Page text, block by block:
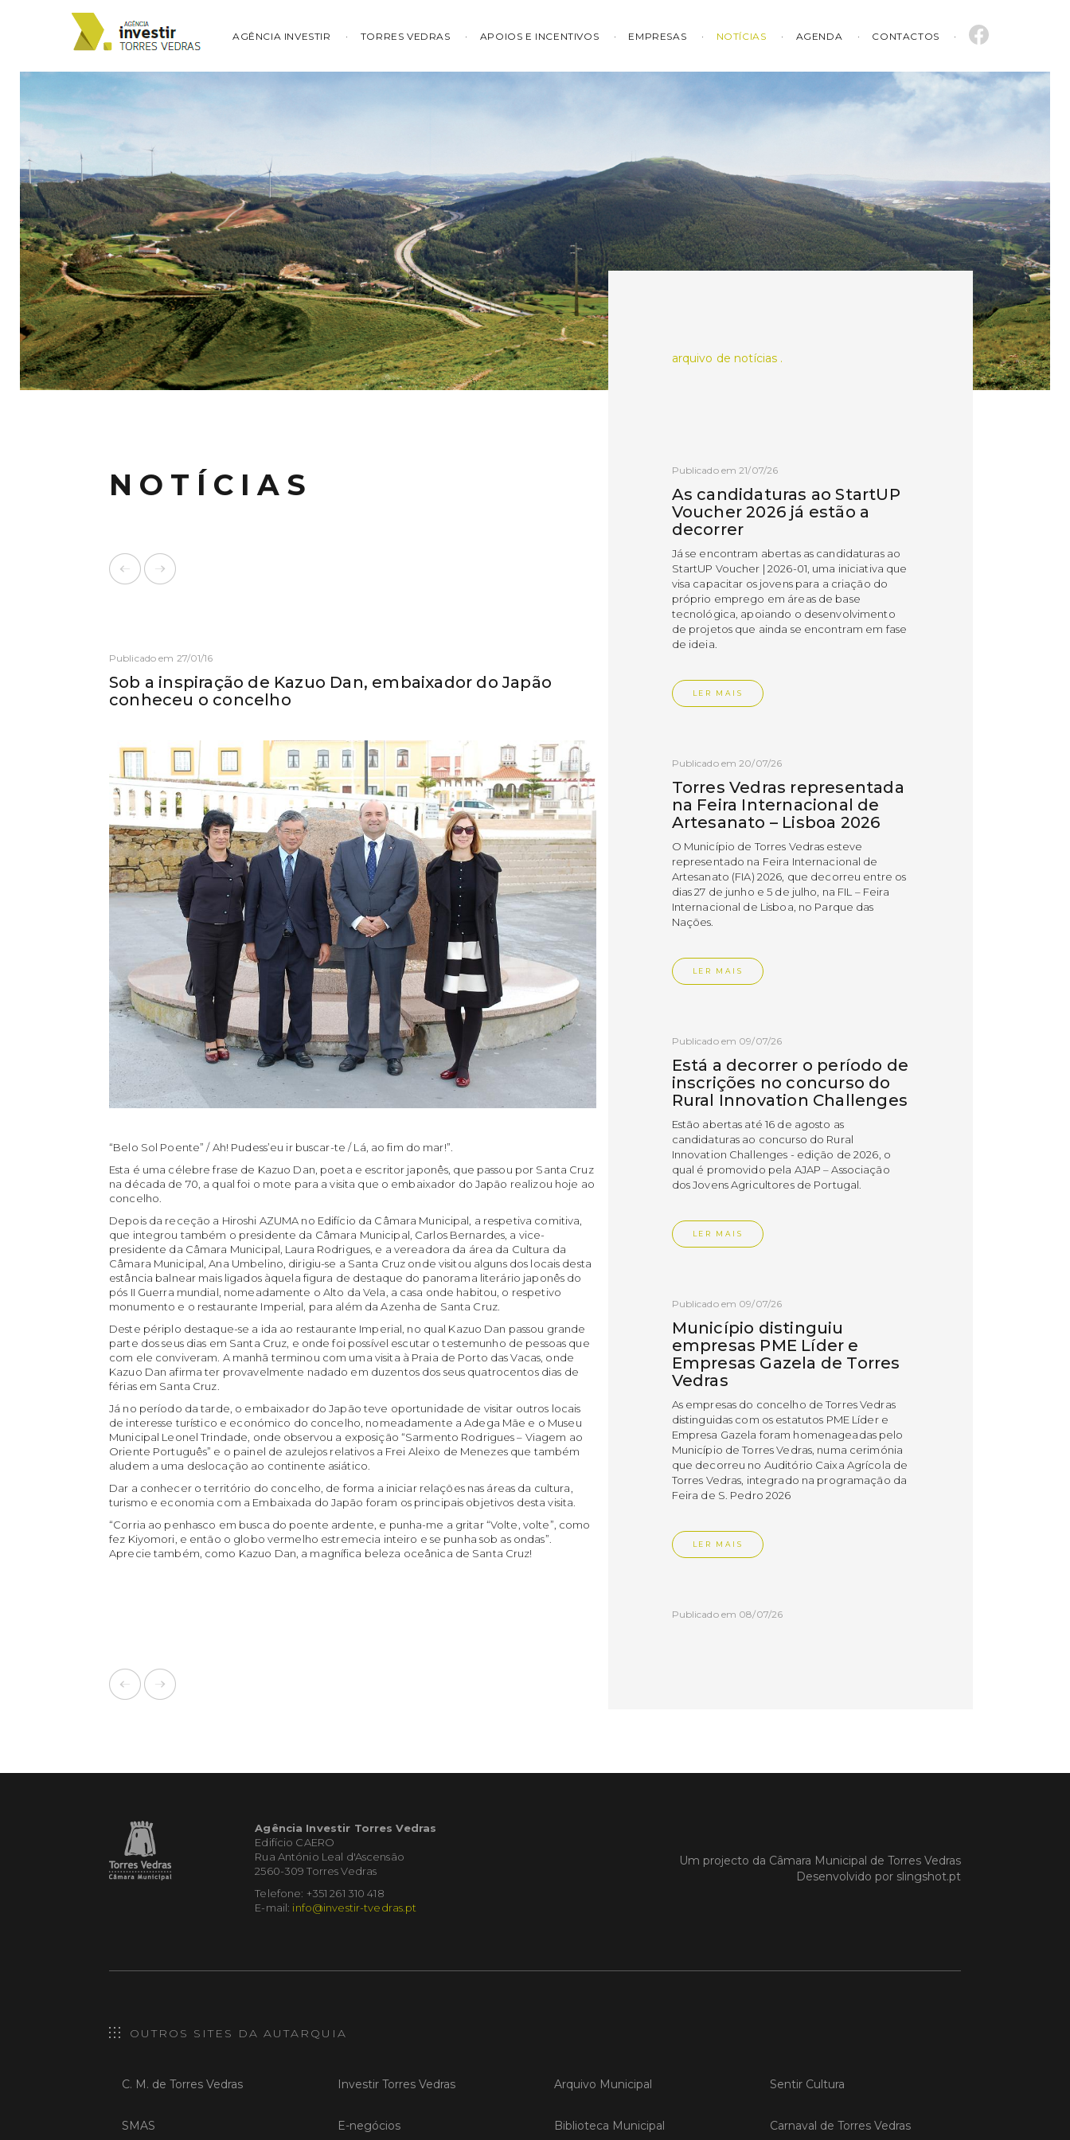
AGÊNCIA INVESTIR TORRES VEDRAS APOIOS E INCENTIVOS EMPRESAS NOTÍCIAS AGENDA CONTACTOS
NOTÍCIAS
Publicado em 27/01/16
Sob a inspiração de Kazuo Dan, embaixador do Japão
conheceu o concelho
“Belo Sol Poente” / Ah! Pudess’eu ir buscar-te / Lá, ao fim do mar!”.
Esta é uma célebre frase de Kazuo Dan, poeta e escritor japonês, que passou por Santa Cruz
na década de 70, a qual foi o mote para a visita que o embaixador do Japão realizou hoje ao
concelho.
Depois da receção a Hiroshi AZUMA no Edifício da Câmara Municipal, a respetiva comitiva,
que integrou também o presidente da Câmara Municipal, Carlos Bernardes, a vice-
presidente da Câmara Municipal, Laura Rodrigues, e a vereadora da área da Cultura da
Câmara Municipal, Ana Umbelino, dirigiu-se a Santa Cruz onde visitou alguns dos locais desta
estância balnear mais ligados àquela figura de destaque do panorama literário japonês do
pós II Guerra mundial, nomeadamente o Alto da Vela, a casa onde habitou, o respetivo
monumento e o restaurante Imperial, para além da Azenha de Santa Cruz.
Deste périplo destaque-se a ida ao restaurante Imperial, no qual Kazuo Dan passou grande
parte dos seus dias em Santa Cruz, e onde foi possível escutar o testemunho de pessoas que
com ele conviveram. A manhã terminou com uma visita à Praia de Porto das Vacas, onde
Kazuo Dan afirma ter provavelmente nadado em duzentos dos seus quatrocentos dias de
férias em Santa Cruz.
Já no período da tarde, o embaixador do Japão teve oportunidade de visitar outros locais
de interesse turístico e económico do concelho, nomeadamente a Adega Mãe e o Museu
Municipal Leonel Trindade, onde observou a exposição “Sarmento Rodrigues – Viagem ao
Oriente Português” e o painel de azulejos relativos a Frei Aleixo de Menezes que também
aludem a uma deslocação ao continente asiático.
Dar a conhecer o território do concelho, de forma a iniciar relações nas áreas da cultura,
turismo e economia com a Embaixada do Japão foram os principais objetivos desta visita.
“Corria ao penhasco em busca do poente ardente, e punha-me a gritar “Volte, volte”, como
fez Kiyomori, e então o globo vermelho estremecia inteiro e se punha sob as ondas”.
Aprecie também, como Kazuo Dan, a magnífica beleza oceânica de Santa Cruz!
arquivo de notícias .
Publicado em 21/07/26
As candidaturas ao StartUP
Voucher 2026 já estão a
decorrer
Já se encontram abertas as candidaturas ao
StartUP Voucher | 2026-01, uma iniciativa que
visa capacitar os jovens para a criação do
próprio emprego em áreas de base
tecnológica, apoiando o desenvolvimento
de projetos que ainda se encontram em fase
de ideia.
LER MAIS
Publicado em 20/07/26
Torres Vedras representada
na Feira Internacional de
Artesanato – Lisboa 2026
O Município de Torres Vedras esteve
representado na Feira Internacional de
Artesanato (FIA) 2026, que decorreu entre os
dias 27 de junho e 5 de julho, na FIL – Feira
Internacional de Lisboa, no Parque das
Nações.
LER MAIS
Publicado em 09/07/26
Está a decorrer o período de
inscrições no concurso do
Rural Innovation Challenges
Estão abertas até 16 de agosto as
candidaturas ao concurso do Rural
Innovation Challenges - edição de 2026, o
qual é promovido pela AJAP – Associação
dos Jovens Agricultores de Portugal.
LER MAIS
Publicado em 09/07/26
Município distinguiu
empresas PME Líder e
Empresas Gazela de Torres
Vedras
As empresas do concelho de Torres Vedras
distinguidas com os estatutos PME Líder e
Empresa Gazela foram homenageadas pelo
Município de Torres Vedras, numa cerimónia
que decorreu no Auditório Caixa Agrícola de
Torres Vedras, integrado na programação da
Feira de S. Pedro 2026
LER MAIS
Publicado em 08/07/26
claustro do Convento da Graça.
Vedras regressou entre os dias 13 e 16 de abril,
Agência Investir Torres Vedras
Edifício CAERO
Rua António Leal d'Ascensão
2560-309 Torres Vedras
Telefone: +351 261 310 418
E-mail: info@investir-tvedras.pt
Um projecto da Câmara Municipal de Torres Vedras
Desenvolvido por slingshot.pt
OUTROS SITES DA AUTARQUIA
C. M. de Torres Vedras
SMAS
Investir Torres Vedras
E-negócios
Arquivo Municipal
Biblioteca Municipal
Sentir Cultura
Carnaval de Torres Vedras